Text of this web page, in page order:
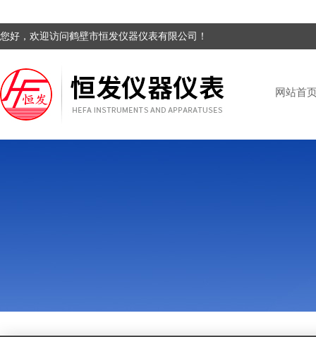
您好，欢迎访问鹤壁市恒发仪器仪表有限公司！
网站首